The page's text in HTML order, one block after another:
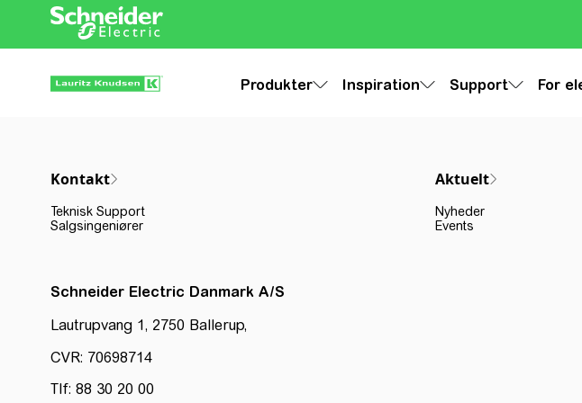
Produkter Inspiration Support For
Kontakt
Teknisk Support
Salgsingeniører
Aktuelt
Nyheder
Events
Schneider Electric Danmark A/S
Lautrupvang 1, 2750 Ballerup,
CVR: 70698714
Tlf: 88 30 20 00